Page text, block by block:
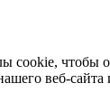
cookie, чтобы
веб-сайта